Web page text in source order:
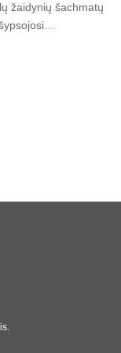
žaidynių šachmatų